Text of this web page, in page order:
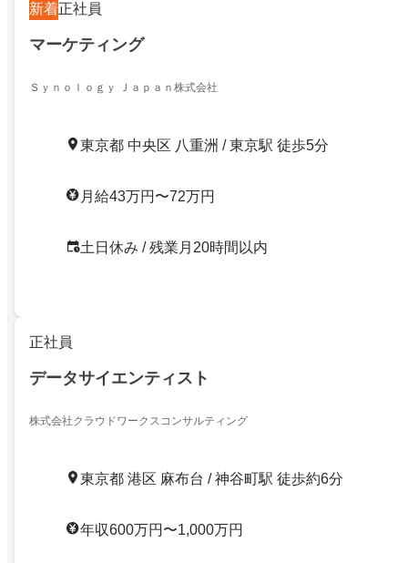
新着正社員
マーケティング
Ｓｙｎｏｌｏｇｙ Ｊａｐａｎ株式会社
東京都 中央区 八重洲 / 東京駅 徒歩5分
月給43万円〜72万円
土日休み / 残業月20時間以内
正社員
データサイエンティスト
株式会社クラウドワークスコンサルティング
東京都 港区 麻布台 / 神谷町駅 徒歩約6分
年収600万円〜1,000万円